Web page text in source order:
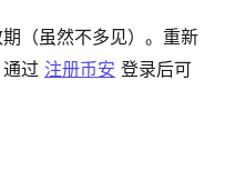
（虽然不多见）。重新
过 注册币安 登录后可